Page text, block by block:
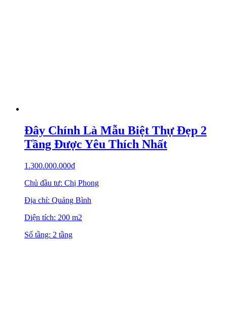
Đây Chính Là Mẫu Biệt Thự Đẹp 2
Tầng Được Yêu Thích Nhất
1.300.000.000₫
Chủ đầu tư: Chị Phong
Địa chỉ: Quảng Bình
Diện tích: 200 m2
Số tầng: 2 tầng